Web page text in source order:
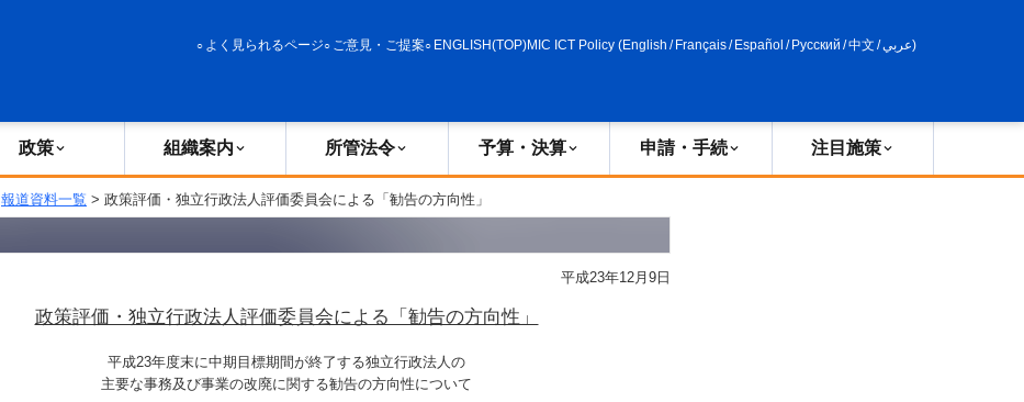
よく見られるページ ご意見・ご提案 ENGLISH(TOP)MIC ICT Policy (English / Français/ Español / Русский /中文 /عربي)
政策 組織案内 所管法令 予算・決算 申請・手続 注目施策
報道資料一覧 > 政策評価・独立行政法人評価委員会による「勧告の方向性」
平成23年12月9日
政策評価・独立行政法人評価委員会による「勧告の方向性」
平成23年度末に中期目標期間が終了する独立行政法人の
主要な事務及び事業の改廃に関する勧告の方向性について